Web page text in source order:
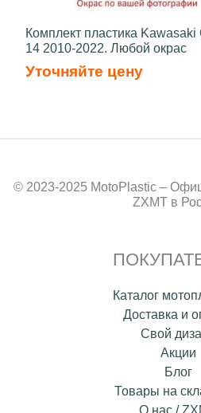
Комплект пластика
14 2010-2022. Любой окрас
Уточняйте цену
© 2023-2025 MotoPlastic –
ZXMT в
Каталог
Доставка и
Свой
Акции
Блог
Товары на
О нас /